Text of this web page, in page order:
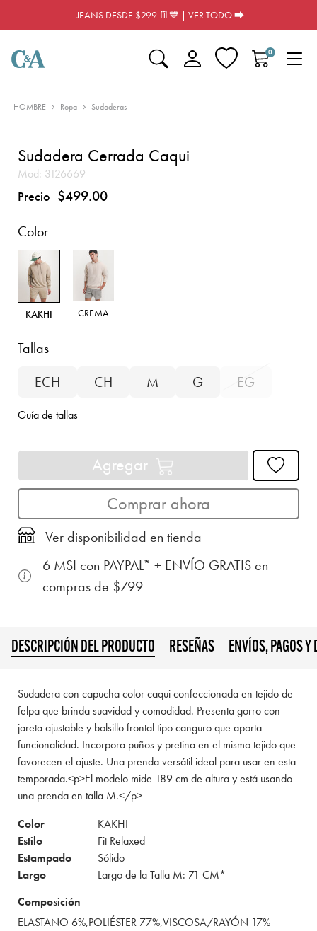
JEANS DESDE $299 👖💙 | VER TODO ⮕
0
HOMBRE Ropa Sudaderas
Sudadera Cerrada Caqui
Mod: 3126669
Precio $499.00
Color
KAKHI CREMA
Tallas
ECH
CH M G EG
Guía de tallas
Agregar
Comprar ahora
Ver disponibilidad en tienda
6 MSI con PAYPAL* + ENVÍO GRATIS en
compras de $799
DESCRIPCIÓN DEL PRODUCTO RESEÑAS ENVÍOS, PAGOS Y
Sudadera con capucha color caqui confeccionada en tejido de
felpa que brinda suavidad y comodidad. Presenta gorro con
jareta ajustable y bolsillo frontal tipo canguro que aporta
funcionalidad. Incorpora puños y pretina en el mismo tejido que
favorecen el ajuste. Una prenda versátil ideal para usar en esta
temporada.<p>El modelo mide 189 cm de altura y está usando
una prenda en talla M.</p>
Color
KAKHI
Estilo
Fit Relaxed
Estampado
Sólido
Largo
Largo de la Talla M: 71 CM*
Composición
ELASTANO 6%,POLIÉSTER 77%,VISCOSA/RAYÓN 17%